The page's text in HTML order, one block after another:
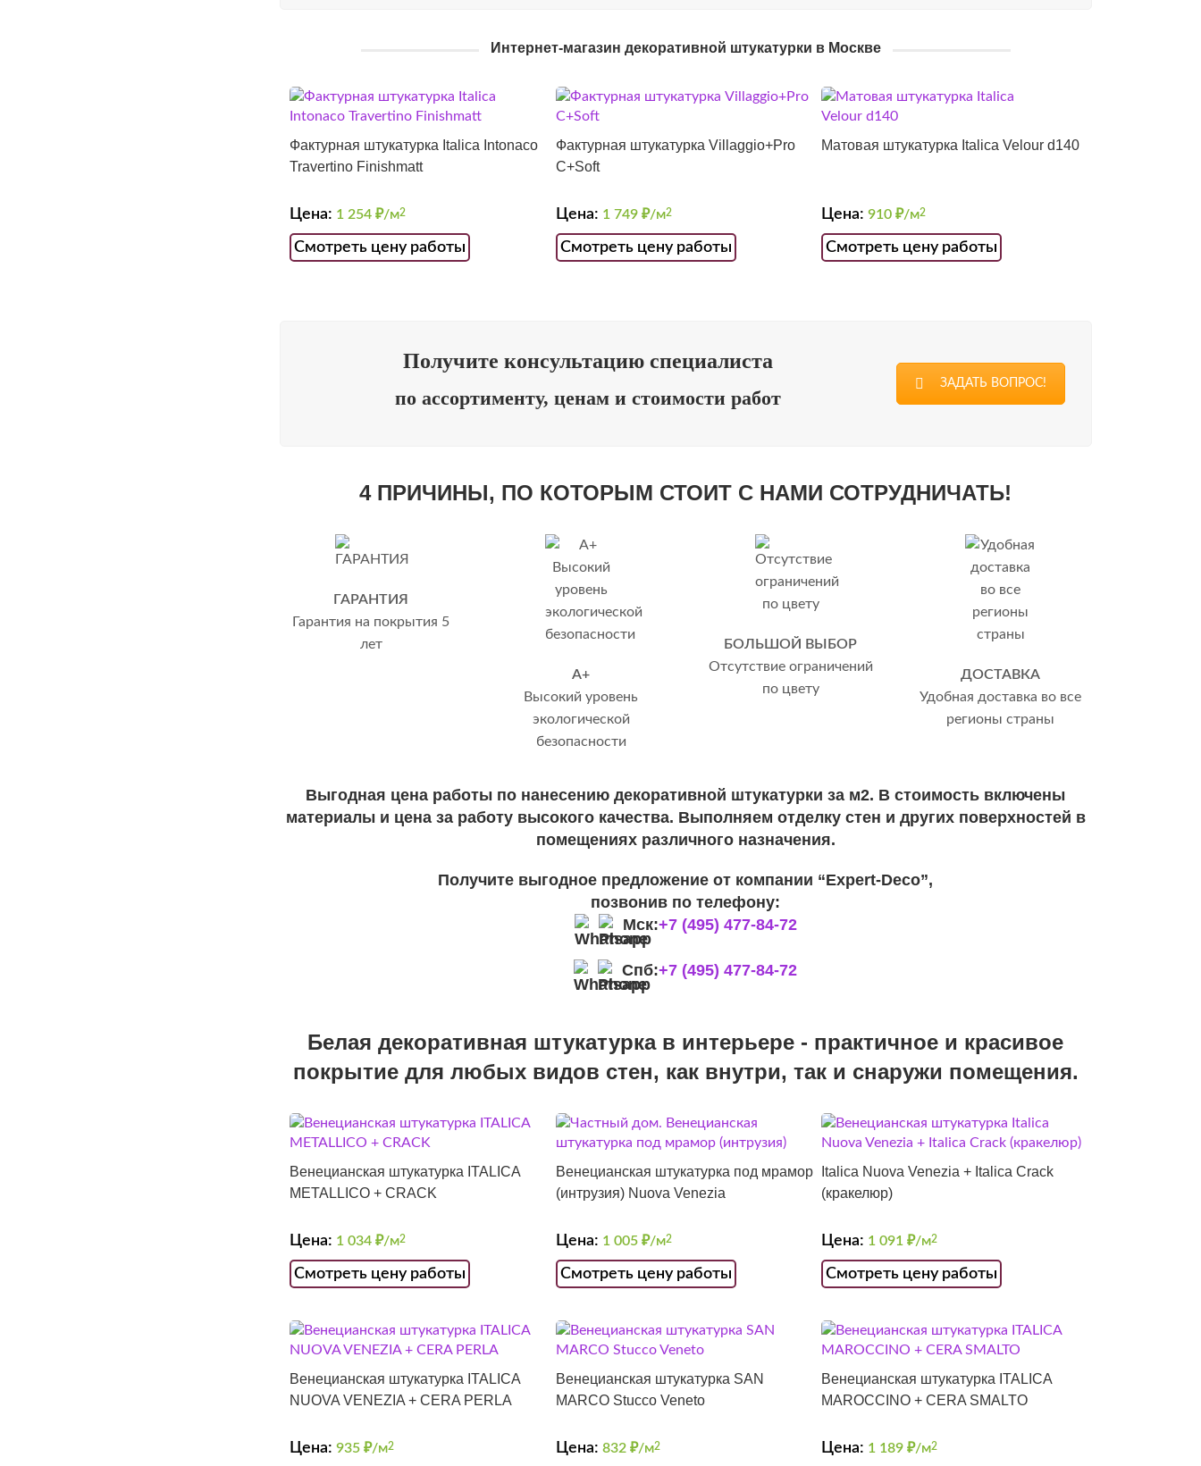
Интернет-магазин декоративной штукатурки в Москве
Фактурная штукатурка Italica Intonaco
Travertino Finishmatt
Цена: 1 254 ₽/м2
Смотреть цену работы
Фактурная штукатурка Villaggio+Pro
C+Soft
Цена: 1 749 ₽/м2
Смотреть цену работы
Матовая штукатурка Italica Velour d140
Цена:910₽/м2
Смотреть цену работы
Получите консультацию специалиста
по ассортименту, ценам и стоимости работ
ЗАДАТЬ ВОПРОС!
4 ПРИЧИНЫ, ПО КОТОРЫМ СТОИТ С НАМИ СОТРУДНИЧАТЬ!
ГАРАНТИЯ
Гарантия на покрытия 5
лет
А+
Высокий уровень
экологической
безопасности
БОЛЬШОЙ ВЫБОР
Отсутствие ограничений
по цвету
ДОСТАВКА
Удобная доставка во все
регионы страны
Выгодная цена работы по нанесению декоративной штукатурки за м2. В стоимость включены
материалы и цена за работу высокого качества. Выполняем отделку стен и других поверхностей в
помещениях различного назначения.
Получите выгодное предложение от компании “Expert-Deco”,
позвонив по телефону:
Мск:+7 (495) 477-84-72
Спб:+7 (495) 477-84-72
Белая декоративная штукатурка в интерьере - практичное и красивое
покрытие для любых видов стен, как внутри, так и снаружи помещения.
Венецианская штукатурка ITALICA
METALLICO + CRACK
Цена: 1 034 ₽/м2
Смотреть цену работы
Венецианская штукатурка под мрамор
(интрузия) Nuova Venezia
Цена: 1 005 ₽/м2
Смотреть цену работы
Italica Nuova Venezia + Italica Crack
(кракелюр)
Цена: 1 091₽/м2
Смотреть цену работы
Венецианская штукатурка ITALICA
NUOVA VENEZIA + CERA PERLA
Цена: 935 ₽/м2
Венецианская штукатурка SAN
MARCO Stucco Veneto
Цена: 832 ₽/м2
Венецианская штукатурка ITALICA
MAROCCINO + CERA SMALTO
Цена: 1 189₽/м2